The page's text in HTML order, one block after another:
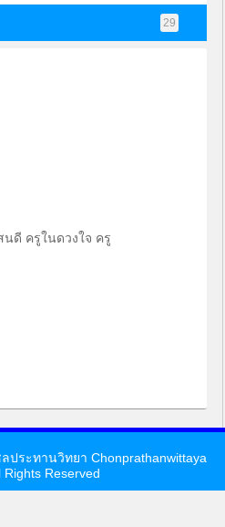
29
ดี ครูในดวงใจ ครู
ประทานวิทยา Chonprathanwittaya
Rights Reserved